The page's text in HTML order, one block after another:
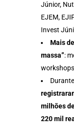
Júnior,
EJEM,
Invest
Mais
massa”:
milhões
220 mil